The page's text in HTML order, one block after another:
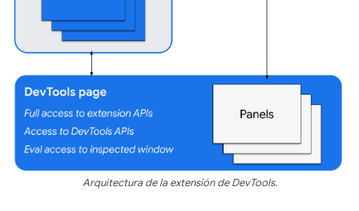
Arquitectura de la extensión de DevTools.